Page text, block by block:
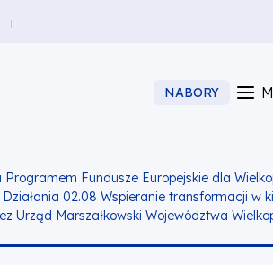
NABORY
Fundusze Europejskie dla
Działania 02.08 Wspieranie transformacji w
Urząd Marszałkowski Województwa